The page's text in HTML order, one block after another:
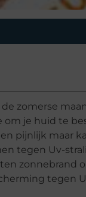
de zomerse
om je huid te
pijnlijk maar
tegen Uv-
zonnebrand
tegen